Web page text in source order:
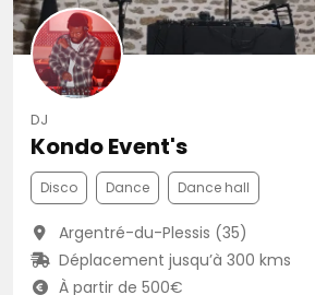
DJ
Kondo Event's
Disco Dance Dance hall
Argentré-du-Plessis (35)
Déplacement jusqu’à 300 kms
À partir de 500€